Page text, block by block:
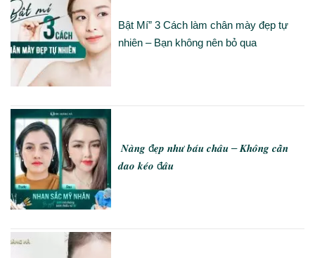
Bật Mí” 3 Cách làm chân mày đẹp tự
nhiên – Bạn không nên bỏ qua
𝑵𝒂̀𝒏𝒈 đ𝒆̣𝒑 𝒏𝒉𝒖̛ 𝒃𝒂́𝒖 𝒄𝒉𝒂̂𝒖 – 𝑲𝒉𝒐̂𝒏𝒈 𝒄𝒂̂̀𝒏
𝒅𝒂𝒐 𝒌𝒆́𝒐 đ𝒂̂𝒖